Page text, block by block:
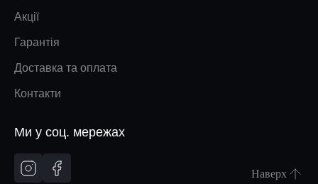
Акції
Гарантія
Доставка та оплата
Контакти
Ми у соц. мережах
Наверх